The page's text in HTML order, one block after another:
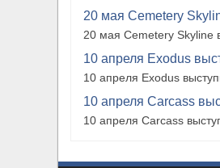
20 мая Cemetery
20 мая Cemetery Skyline
10 апреля Exodus
10 апреля Exodus
10 апреля Carcass
10 апреля Carcass